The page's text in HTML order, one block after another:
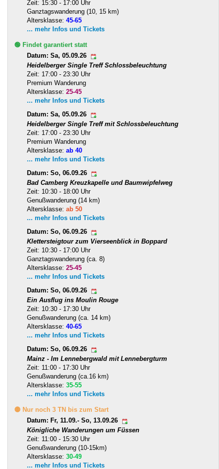
Zeit: 15:30 - 17:00 Uhr
Ganztagswanderung (10, 15 km)
Altersklasse: 45-65
... mehr Infos und Tickets
🟢 Findet garantiert statt
Datum: Sa, 05.09.26
Heidelberger Single Treff Schlossbeleuchtung
Zeit: 17:00 - 23:30 Uhr
Premium Wanderung
Altersklasse: 25-45
... mehr Infos und Tickets
Datum: Sa, 05.09.26
Heidelberger Single Treff mit Schlossbeleuchtung
Zeit: 17:00 - 23:30 Uhr
Premium Wanderung
Altersklasse: ab 40
... mehr Infos und Tickets
Datum: So, 06.09.26
Bad Camberg Kreuzkapelle und Baumwipfelweg
Zeit: 10:30 - 18:00 Uhr
Genußwanderung (14 km)
Altersklasse: ab 50
... mehr Infos und Tickets
Datum: So, 06.09.26
Klettersteigtour zum Vierseenblick in Boppard
Zeit: 10:30 - 17:00 Uhr
Ganztagswanderung (ca. 8)
Altersklasse: 25-45
... mehr Infos und Tickets
Datum: So, 06.09.26
Ein Ausflug ins Moulin Rouge
Zeit: 10:30 - 17:30 Uhr
Genußwanderung (ca. 14 km)
Altersklasse: 40-65
... mehr Infos und Tickets
Datum: So, 06.09.26
Mainz - Im Lennebergwald mit Lennebergturm
Zeit: 11:00 - 17:30 Uhr
Genußwanderung (ca.16 km)
Altersklasse: 35-55
... mehr Infos und Tickets
🟡 Nur noch 3 TN bis zum Start
Datum: Fr, 11.09.- So, 13.09.26
Königliche Wanderungen um Füssen
Zeit: 11:00 - 15:30 Uhr
Genußwanderung (10-15km)
Altersklasse: 30-49
... mehr Infos und Tickets